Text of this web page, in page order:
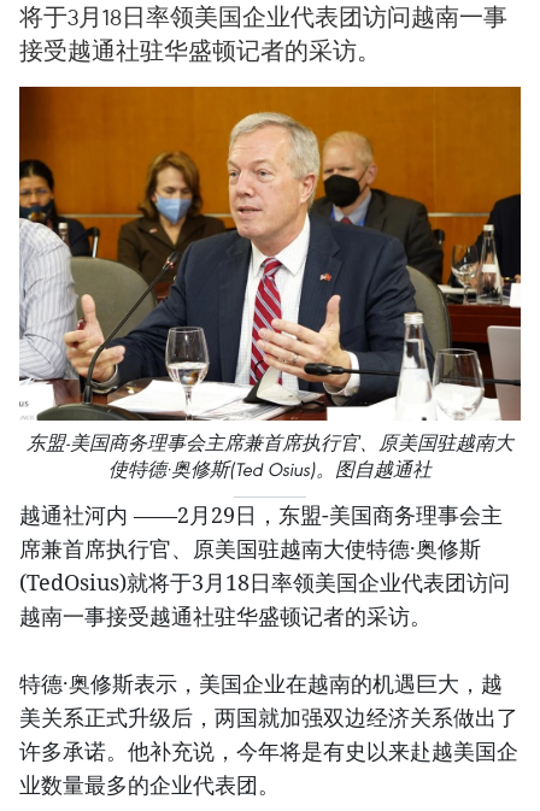
将于3月18日率领美国企业代表团访问越南一事
接受越通社驻华盛顿记者的采访。
东盟-美国商务理事会主席兼首席执行官、原美国驻越南大
使特德·奥修斯(Ted Osius)。图自越通社
越通社河内 ——2月29日，东盟-美国商务理事会主
席兼首席执行官、原美国驻越南大使特德·奥修斯
(TedOsius)就将于3月18日率领美国企业代表团访问
越南一事接受越通社驻华盛顿记者的采访。
特德·奥修斯表示，美国企业在越南的机遇巨大，越
美关系正式升级后，两国就加强双边经济关系做出了
许多承诺。他补充说，今年将是有史以来赴越美国企
业数量最多的企业代表团。